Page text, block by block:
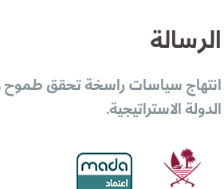
الرسالة
انتهاج سياسات راسخة تحقق
الدولة الاستراتيجية.